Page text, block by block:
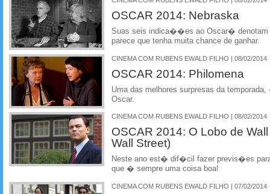
OSCAR 2014: Nebraska
Suas seis indica��es ao Oscar� denotam
parece que tenha muita chance de ganhar.
CINEMA COM RUBENS EWALD FILHO | 08/02/2014
OSCAR 2014: Philomena
Uma das melhores surpresas da
Oscar.
CINEMA COM RUBENS EWALD FILHO | 08/02/2014
OSCAR 2014: O Lobo de
Wall Street)
Neste ano est� dif�cil fazer previs�es
que � sempre uma coisa boa!
CINEMA COM RUBENS EWALD FILHO | 07/02/2014